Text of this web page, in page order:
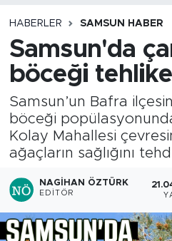
HABERLER SAMSUN HABER
Samsun'da
böceği
Samsun’un Bafra
böceği
Kolay Mahallesi
ağaçların sağlığını
NAGIHAN ÖZTÜRK
EDITÖR
Son Dakika Haberleri
Haber Arşivi